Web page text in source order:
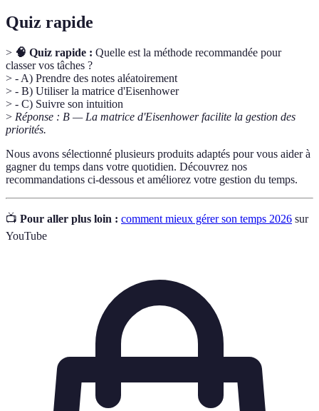
Quiz rapide
> 🧠 Quiz rapide : Quelle est la méthode recommandée pour
classer vos tâches ?
> - A) Prendre des notes aléatoirement
> - B) Utiliser la matrice d'Eisenhower
> - C) Suivre son intuition
> Réponse : B — La matrice d'Eisenhower facilite la gestion des
priorités.
Nous avons sélectionné plusieurs produits adaptés pour vous aider à
gagner du temps dans votre quotidien. Découvrez nos
recommandations ci-dessous et améliorez votre gestion du temps.
📺 Pour aller plus loin : comment mieux gérer son temps 2026 sur
YouTube